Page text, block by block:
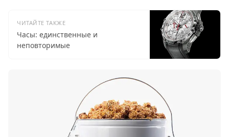
ЧИТАЙТЕ ТАКЖЕ
Часы: единственные и
неповторимые